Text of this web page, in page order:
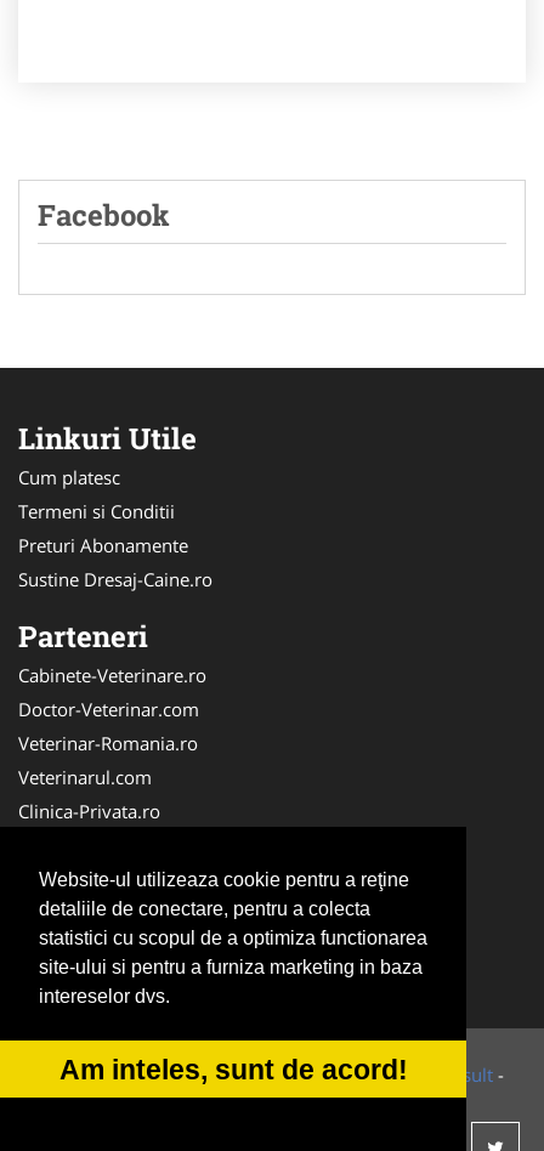
Website-ul utilizeaza cookie pentru a reţine
detaliile de conectare, pentru a colecta
statistici cu scopul de a optimiza functionarea
site-ului si pentru a furniza marketing in baza
intereselor dvs.
Am inteles, sunt de acord!
Facebook
Linkuri Utile
Cum platesc
Termeni si Conditii
Preturi Abonamente
Sustine Dresaj-Caine.ro
Parteneri
Cabinete-Veterinare.ro
Doctor-Veterinar.com
Veterinar-Romania.ro
Veterinarul.com
Clinica-Privata.ro
Medic-Bun.com
Dresaj-Caine.ro
NonStopDeschis.ro
SalonFrizerieCanina.com
© 2014-2026 Powered byVilonMedia&Tokaido Consult -
ANPC SOL